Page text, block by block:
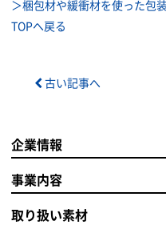
＞梱包材や緩衝材を使った包
TOPへ戻る
古い記事へ
企業情報
事業内容
取り扱い素材